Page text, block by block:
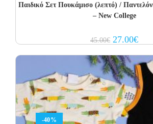
Παιδικό Σετ Πουκάμισο (λεπτό) /
– New College
45.00€ Original
price
45.00€.
27.00€
price
-40%